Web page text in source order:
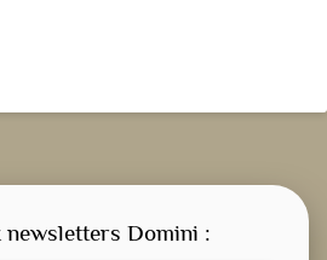
newsletters Domini :